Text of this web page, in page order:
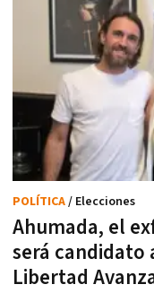
Ahumada, el
será candidato
Libertad
POLÍTICA/ Elecciones